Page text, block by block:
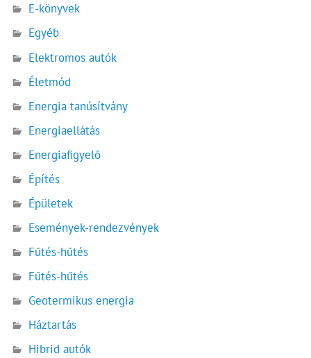
E-könyvek
Egyéb
Elektromos autók
Életmód
Energia tanúsítvány
Energiaellátás
Energiafigyelő
Építés
Épületek
Események-rendezvények
Fűtés-hűtés
Fűtés-hűtés
Geotermikus energia
Háztartás
Hibrid autók